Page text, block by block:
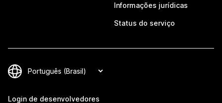
Informações jurídicas
Status do serviço
Login de desenvolvedores